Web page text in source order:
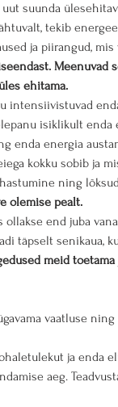
suunda
tekib
ja piirangud,
Meenuvad
ehitama.
intensiivistuvad
isiklikult enda
enda energia
kokku sobib ja
ning
olemise pealt.
ollakse end juba
täpselt senikaua,
meid
vaatluse
ja enda
aeg.